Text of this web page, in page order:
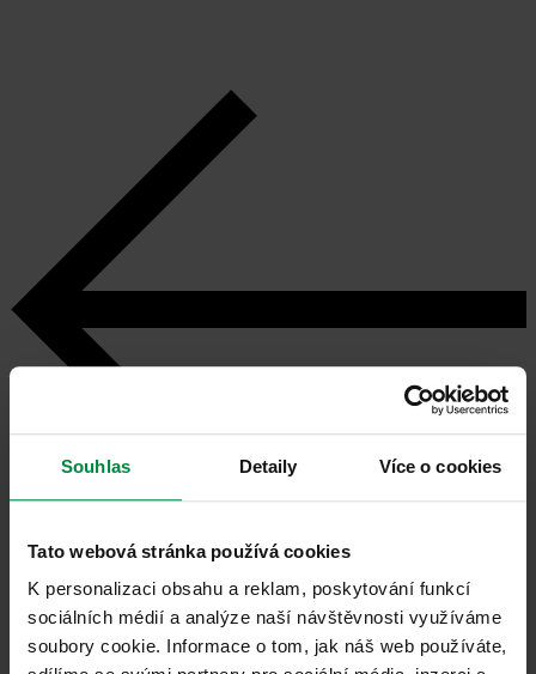
Souhlas Detaily Více o cookies
Tato webová stránka používá cookies
K personalizaci obsahu a reklam, poskytování funkcí
sociálních médií a analýze naší návštěvnosti využíváme
soubory cookie. Informace o tom, jak náš web používáte,